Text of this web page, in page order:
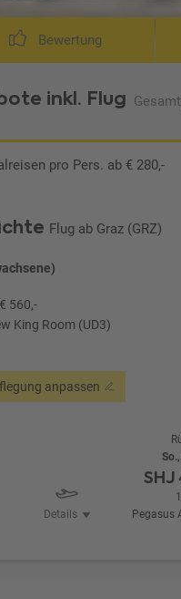
Bewertung
inkl. Flug
pro Pers. ab € 280,-
Flug ab Graz (GRZ)
560,-
King Room (UD3)
anpassen
Details
SHJ
Pegasus